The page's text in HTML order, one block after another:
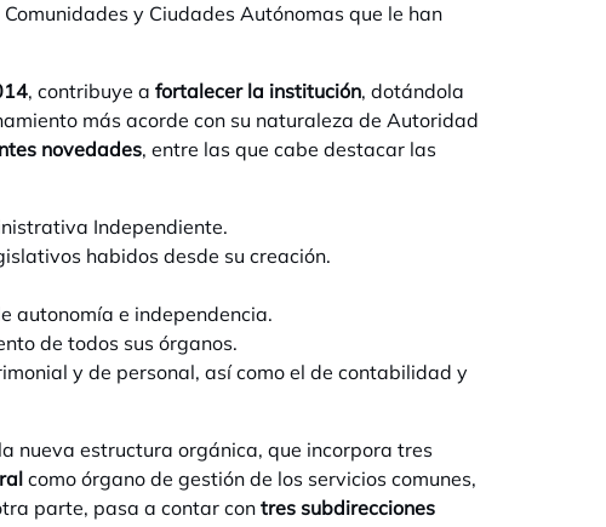
y Ciudades Autónomas que le han
, contribuye a fortalecer la institución, dotándola
más acorde con su naturaleza de Autoridad
novedades, entre las que cabe destacar las
Independiente.
habidos desde su creación.
autonomía e independencia.
de todos sus órganos.
y de personal, así como el de contabilidad y
nueva estructura orgánica, que incorpora tres
como órgano de gestión de los servicios comunes,
parte, pasa a contar contres subdirecciones